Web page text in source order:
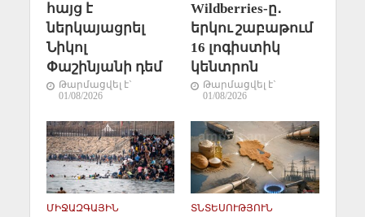
հայց է
ներկայացրել
Նիկոլ
Փաշինյանի դեմ
Թարմացվել է`
01/08/2026
Wildberries-ը․
երկու շաբաթում
16 լոգիստիկ
կենտրոն
Թարմացվել է`
01/08/2026
ՄԻՋԱԶԳԱՅԻՆ ՏՆՏԵՍՈՒԹՅՈՒՆ